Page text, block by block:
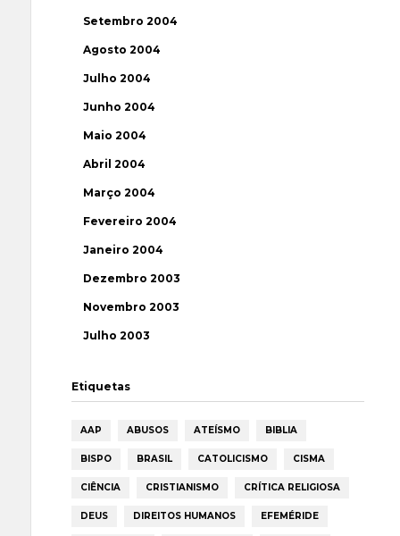
Setembro 2004
Agosto 2004
Julho 2004
Junho 2004
Maio 2004
Abril 2004
Março 2004
Fevereiro 2004
Janeiro 2004
Dezembro 2003
Novembro 2003
Julho 2003
Etiquetas
AAP ABUSOS ATEÍSMO BIBLIA
BISPO BRASIL CATOLICISMO CISMA
CIÊNCIA CRISTIANISMO CRÍTICA RELIGIOSA
DEUS DIREITOS HUMANOS EFEMÉRIDE